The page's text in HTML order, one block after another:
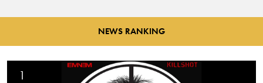
NEWS RANKING